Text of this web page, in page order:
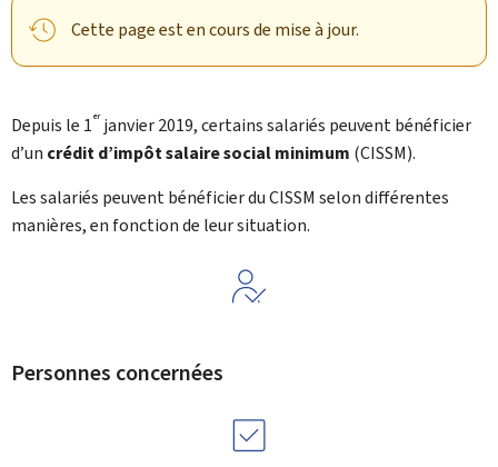
Cette page est en cours de mise à jour.
Depuis le 1er janvier 2019, certains salariés peuvent bénéficier
d’un crédit d’impôt salaire social minimum (CISSM).
Les salariés peuvent bénéficier du CISSM selon différentes
manières, en fonction de leur situation.
Personnes concernées